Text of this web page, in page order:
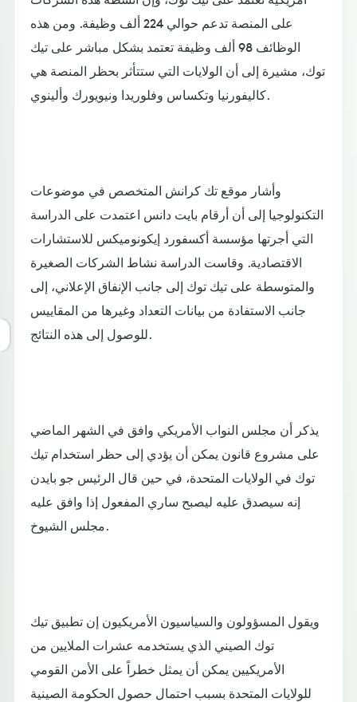
على المنصة تدعم حوالي 224 ألف وظيفة. ومن هذه
الوظائف 98 ألف وظيفة تعتمد بشكل مباشر على تيك
توك، مشيرة إلى أن الولايات التي ستتأثر بحظر المنصة هي
كاليفورنيا وتكساس وفلوريدا ونيويورك وألينوي.
وأشار موقع تك كرانش المتخصص في موضوعات
التكنولوجيا إلى أن أرقام بايت دانس اعتمدت على الدراسة
التي أجرتها مؤسسة أكسفورد إيكونوميكس للاستشارات
الاقتصادية. وقاست الدراسة نشاط الشركات الصغيرة
والمتوسطة على تيك توك إلى جانب الإنفاق الإعلاني، إلى
جانب الاستفادة من بيانات التعداد وغيرها من المقاييس
للوصول إلى هذه النتائج.
يذكر أن مجلس النواب الأمريكي وافق في الشهر الماضي
على مشروع قانون يمكن أن يؤدي إلى حظر استخدام تيك
توك في الولايات المتحدة، في حين قال الرئيس جو بايدن
إنه سيصدق عليه ليصبح ساري المفعول إذا وافق عليه
مجلس الشيوخ.
ويقول المسؤولون والسياسيون الأمريكيون إن تطبيق تيك
توك الصيني الذي يستخدمه عشرات الملايين من
الأمريكيين يمكن أن يمثل خطراً على الأمن القومي
للولايات المتحدة بسبب احتمال حصول الحكومة الصينية